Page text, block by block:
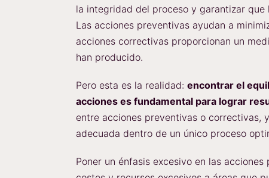
la integridad del proceso y garantizar
Las acciones preventivas ayudan a
acciones correctivas proporcionan un
han producido.
Pero esta es la realidad:encontrar el
acciones es fundamental para lograr
entre acciones preventivas o correctivas,
adecuada dentro de un único proceso
Poner un énfasis excesivo en las